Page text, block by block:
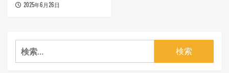
2025年6月26日
検
索: